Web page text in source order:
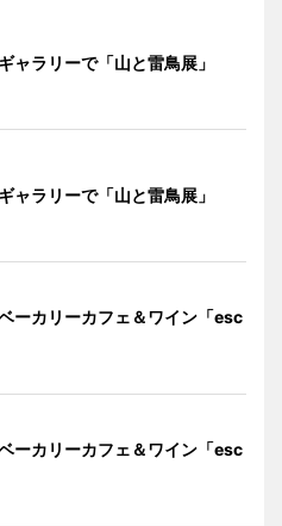
ャラリーで「山と雷鳥展」
ャラリーで「山と雷鳥展」
ーカリーカフェ＆ワイン「esc
ーカリーカフェ＆ワイン「esc